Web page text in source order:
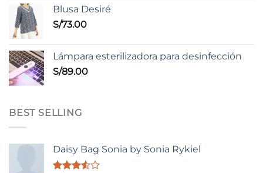
Blusa Desiré
S/73.00
Lámpara esterilizadora para desinfección
S/89.00
BEST SELLING
Daisy Bag Sonia by Sonia Rykiel